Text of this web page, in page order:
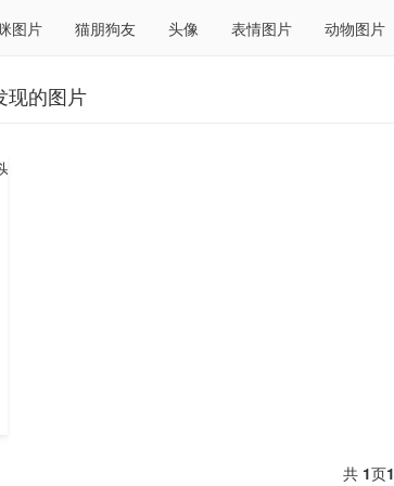
图片 猫朋狗友 头像 表情图片 动物图片
现的图片
共 1页1